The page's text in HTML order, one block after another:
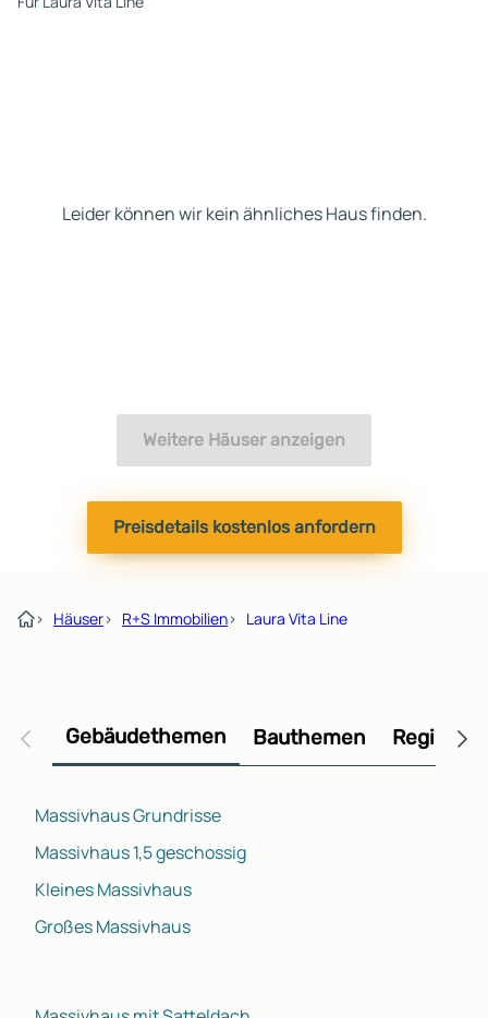
Leider können wir kein ähnliches Haus finden.
Weitere Häuser anzeigen
Preisdetails kostenlos anfordern
› Häuser› R+S Immobilien› Laura Vita Line
Gebäudethemen Bauthemen
Massivhaus Grundrisse
Massivhaus 1,5 geschossig
Kleines Massivhaus
Großes Massivhaus